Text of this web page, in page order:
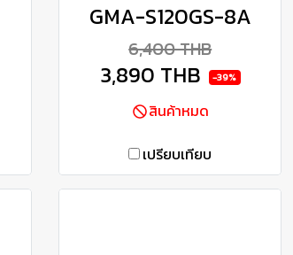
GMA-S120GS-8A
6,400 THB
3,890 THB -39%
สินค้าหมด
เปรียบเทียบ